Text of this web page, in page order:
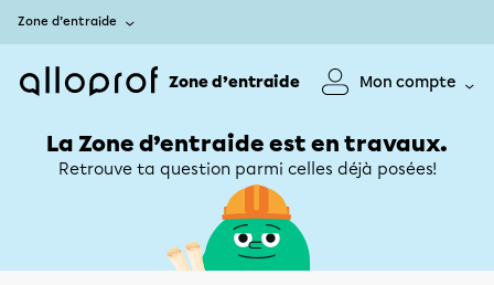
Zone d’entraide
Zone d’entraide Mon compte
La Zone d’entraide est en travaux.
Retrouve ta question parmi celles déjà posées!